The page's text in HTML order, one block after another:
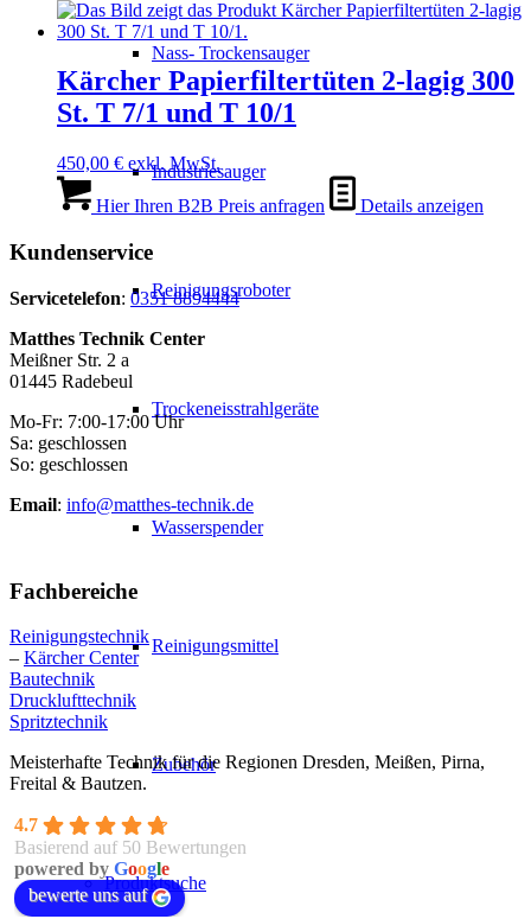
Nass- Trockensauger
Industriesauger
Reinigungsroboter
Trockeneisstrahlgeräte
Wasserspender
Reinigungsmittel
Zubehör
Produktsuche
Kärcher Papierfiltertüten 2-lagig 300
St. T 7/1 und T 10/1
450,00 € exkl. MwSt.
Hier Ihren B2B Preis anfragen Details anzeigen
Kundenservice
Servicetelefon: 0351 8894444
Matthes Technik Center
Meißner Str. 2 a
01445 Radebeul
Mo-Fr: 7:00-17:00 Uhr
Sa: geschlossen
So: geschlossen
Email: info@matthes-technik.de
Fachbereiche
Reinigungstechnik
– Kärcher Center
Bautechnik
Drucklufttechnik
Spritztechnik
Meisterhafte Technik für die Regionen Dresden, Meißen, Pirna,
Freital & Bautzen.
4.7
Basierend auf 50 Bewertungen
powered by Google
bewerte uns auf